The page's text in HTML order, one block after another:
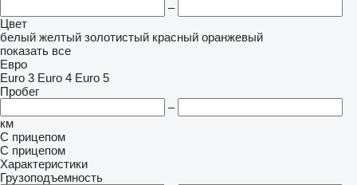
–
Цвет
белый желтый золотистый красный оранжевый
показать все
Евро
Euro 3 Euro 4 Euro 5
Пробег
–
км
С прицепом
С прицепом
Характеристики
Грузоподъемность